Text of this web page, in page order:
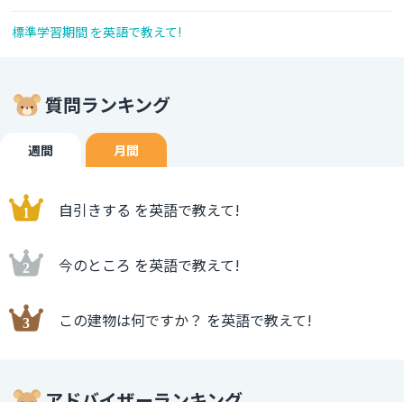
標準学習期間 を英語で教えて!
質問ランキング
週間 月間
自引きする を英語で教えて!
今のところ を英語で教えて!
この建物は何ですか？ を英語で教えて!